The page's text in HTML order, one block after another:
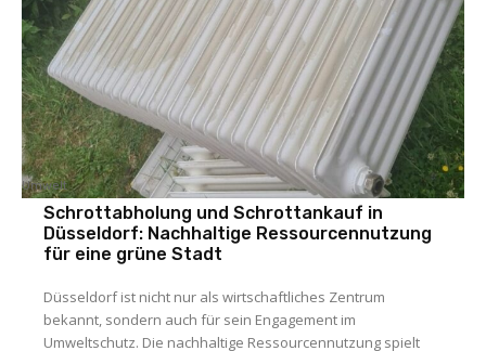
Umwelt
Schrottabholung und Schrottankauf in
Düsseldorf: Nachhaltige Ressourcennutzung
für eine grüne Stadt
Düsseldorf ist nicht nur als wirtschaftliches Zentrum
bekannt, sondern auch für sein Engagement im
Umweltschutz. Die nachhaltige Ressourcennutzung spielt